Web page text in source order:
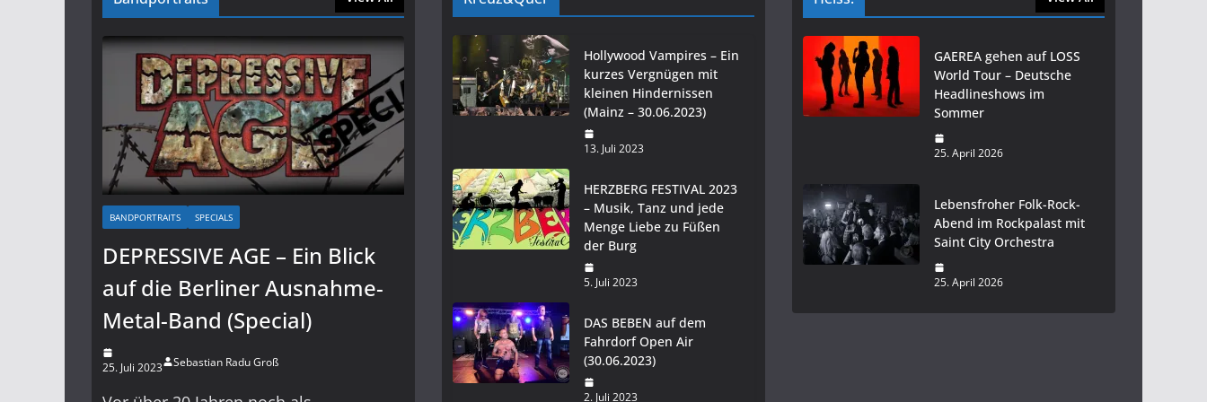
BANDPORTRAITS SPECIALS
DEPRESSIVE AGE – Ein Blick
auf die Berliner Ausnahme-
Metal-Band (Special)
25. Juli 2023 Sebastian Radu Groß
Hollywood Vampires – Ein
kurzes Vergnügen mit
kleinen Hindernissen
(Mainz – 30.06.2023)
13. Juli 2023
HERZBERG FESTIVAL 2023
– Musik, Tanz und jede
Menge Liebe zu Füßen
der Burg
5. Juli 2023
DAS BEBEN auf dem
Fahrdorf Open Air
(30.06.2023)
2. Juli 2023
GAEREA gehen auf LOSS
World Tour – Deutsche
Headlineshows im
Sommer
25. April 2026
Lebensfroher Folk-Rock-
Abend im Rockpalast mit
Saint City Orchestra
25. April 2026